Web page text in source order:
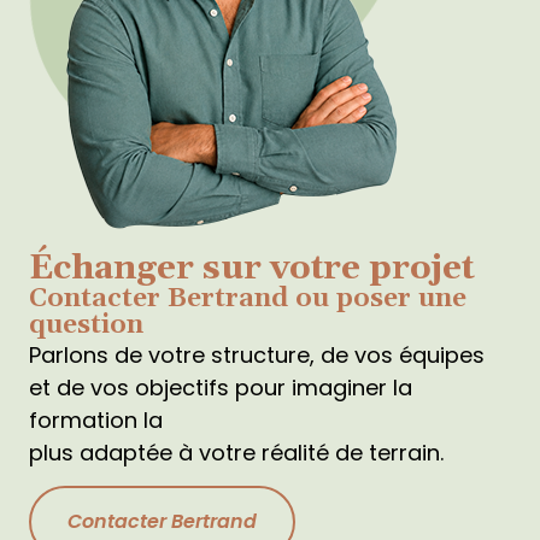
Échanger sur votre projet
Contacter Bertrand ou poser une
question
Parlons de votre structure, de vos équipes
et de vos objectifs pour imaginer la
formation la
plus adaptée à votre réalité de terrain.
Contacter Bertrand